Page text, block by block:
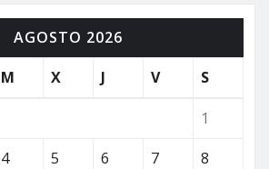
AGOSTO 2026
M X J V S
1
4 5 6 7
8